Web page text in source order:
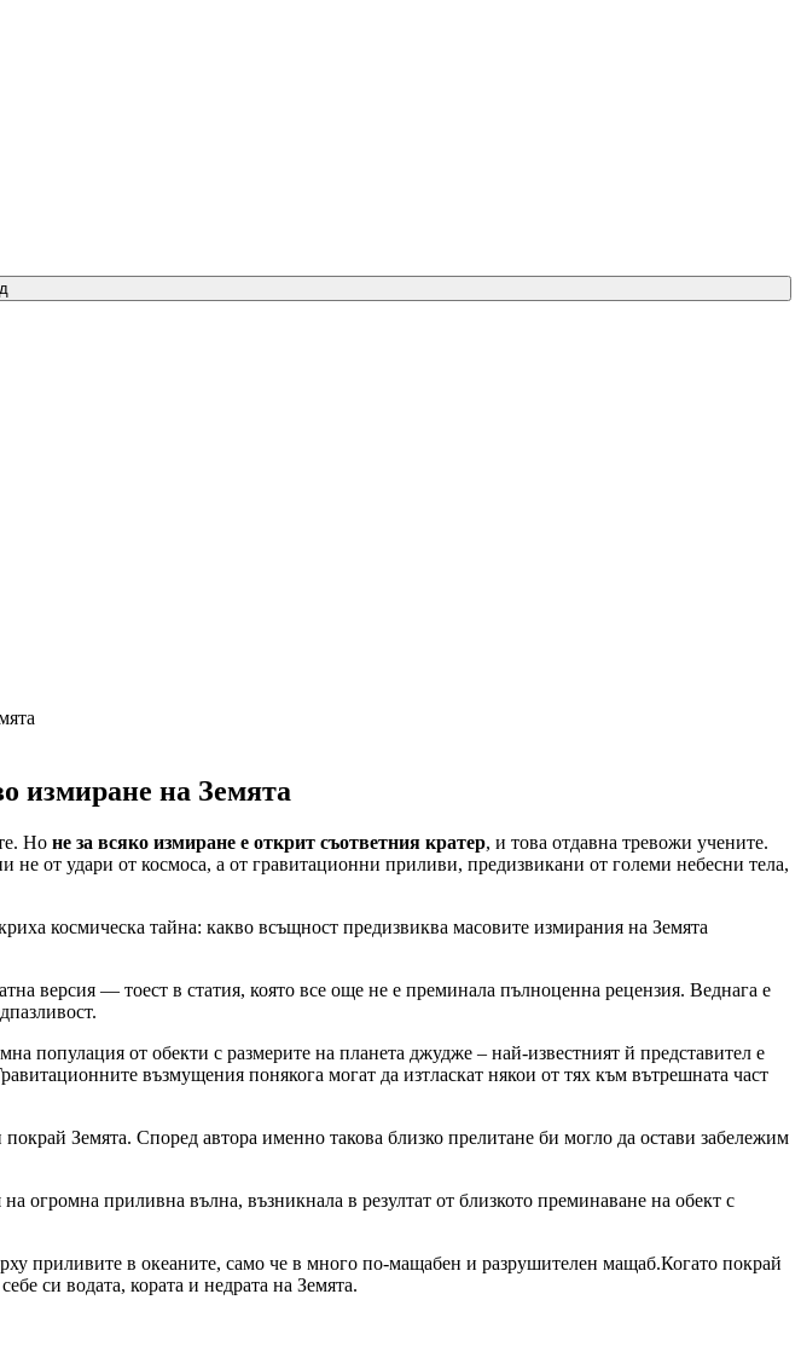
измиране на Земята
Но не за всяко измиране е открит съответния кратер, и това отдавна тревожи учените.
от удари от космоса, а от гравитационни приливи, предизвикани от големи небесни тела,
космическа тайна: какво всъщност предизвиква масовите измирания на Земята
версия — тоест в статия, която все още не е преминала пълноценна рецензия. Веднага е
популация от обекти с размерите на планета джудже – най-известният й представител е
възмущения понякога могат да изтласкат някои от тях към вътрешната част
Земята. Според автора именно такова близко прелитане би могло да остави забележим
огромна приливна вълна, възникнала в резултат от близкото преминаване на обект с
приливите в океаните, само че в много по-мащабен и разрушителен мащаб.Когато покрай
си водата, кората и недрата на Земята.